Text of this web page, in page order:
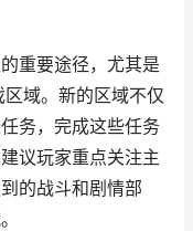
重要途径，尤其是
域。新的区域不仅
务，完成这些任务
议玩家重点关注主
的战斗和剧情部